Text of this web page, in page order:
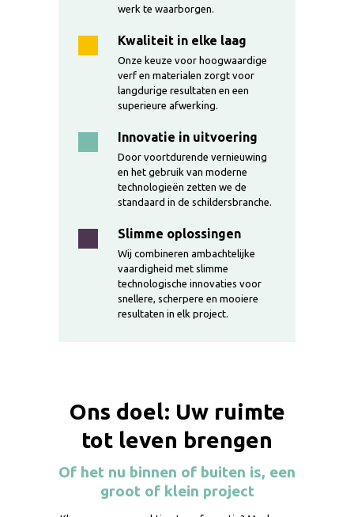
werk te waarborgen.
Kwaliteit in elke laag
Onze keuze voor hoogwaardige
verf en materialen zorgt voor
langdurige resultaten en een
superieure afwerking.
Innovatie in uitvoering
Door voortdurende vernieuwing
en het gebruik van moderne
technologieën zetten we de
standaard in de schildersbranche.
Slimme oplossingen
Wij combineren ambachtelijke
vaardigheid met slimme
technologische innovaties voor
snellere, scherpere en mooiere
resultaten in elk project.
Ons doel: Uw ruimte
tot leven brengen
Of het nu binnen of buiten is, een
groot of klein project